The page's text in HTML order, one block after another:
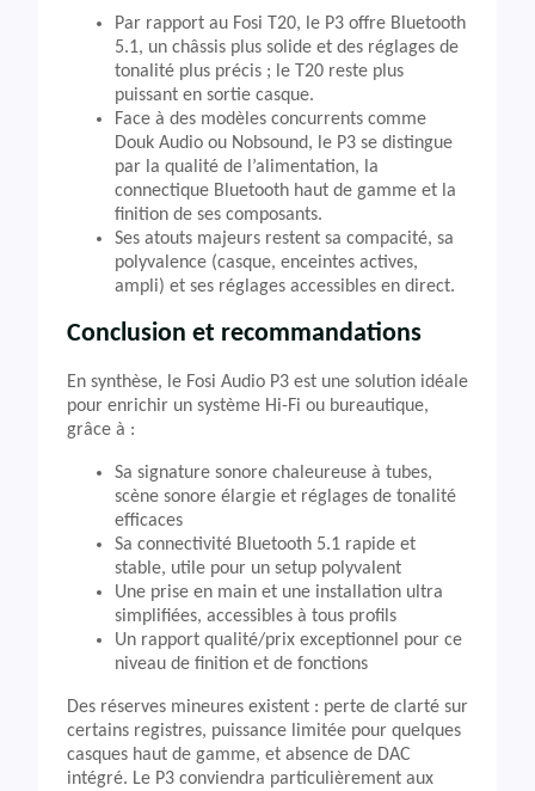
Par rapport au Fosi T20, le P3 offre Bluetooth
5.1, un châssis plus solide et des réglages de
tonalité plus précis ; le T20 reste plus
puissant en sortie casque.
Face à des modèles concurrents comme
Douk Audio ou Nobsound, le P3 se distingue
par la qualité de l’alimentation, la
connectique Bluetooth haut de gamme et la
finition de ses composants.
Ses atouts majeurs restent sa compacité, sa
polyvalence (casque, enceintes actives,
ampli) et ses réglages accessibles en direct.
Conclusion et recommandations
En synthèse, le Fosi Audio P3 est une solution idéale
pour enrichir un système Hi-Fi ou bureautique,
grâce à :
Sa signature sonore chaleureuse à tubes,
scène sonore élargie et réglages de tonalité
efficaces
Sa connectivité Bluetooth 5.1 rapide et
stable, utile pour un setup polyvalent
Une prise en main et une installation ultra
simplifiées, accessibles à tous profils
Un rapport qualité/prix exceptionnel pour ce
niveau de finition et de fonctions
Des réserves mineures existent : perte de clarté sur
certains registres, puissance limitée pour quelques
casques haut de gamme, et absence de DAC
intégré. Le P3 conviendra particulièrement aux